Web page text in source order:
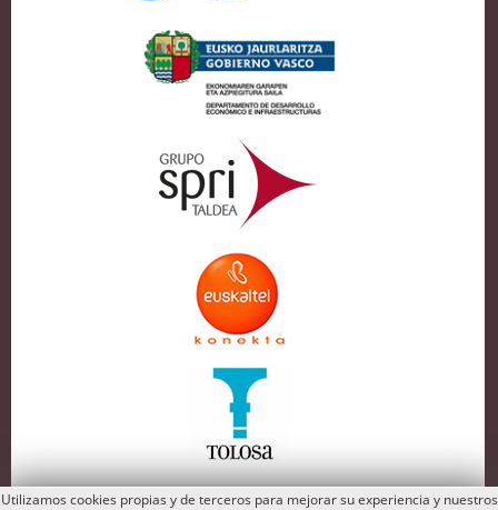
Utilizamos cookies propias y de terceros para mejorar su experiencia y nuestros